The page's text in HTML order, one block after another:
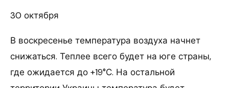
30 октября
В воскресенье температура воздуха начнет
снижаться. Теплее всего будет на юге страны,
где ожидается до +19°С. На остальной